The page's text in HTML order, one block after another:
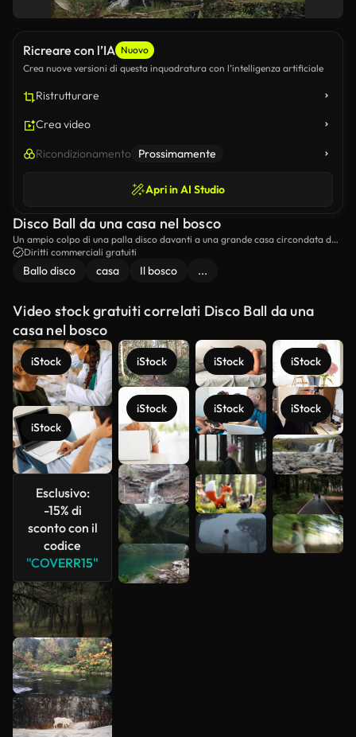
Ricreare con l’IA Nuovo
Crea nuove versioni di questa inquadratura con l’intelligenza artificiale
Ristrutturare
Crea video
Ricondizionamento Prossimamente
Apri in AI Studio
Disco Ball da una casa nel bosco
Un ampio colpo di una palla disco davanti a una grande casa circondata da
alberi e piante.
Diritti commerciali gratuiti
Ballo disco casa Il bosco ...
Video stock gratuiti correlati Disco Ball da una
casa nel bosco
iStock
iStock
Esclusivo:
-15% di
sconto con il
codice
"COVERR15"
iStock
iStock
iStock
iStock
iStock
iStock
Scopri di
più